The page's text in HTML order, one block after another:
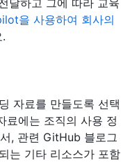
을 사용하여 회사의
자료를 만들도록 선택
에는 조직의 사용 정
, 관련 GitHub 블로그
는 기타 리소스가 포함